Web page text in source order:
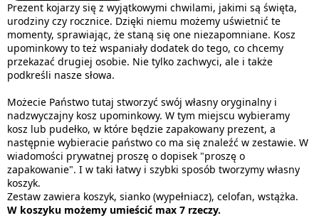
Prezent kojarzy się z wyjątkowymi chwilami, jakimi są święta,
urodziny czy rocznice. Dzięki niemu możemy uświetnić te
momenty, sprawiając, że staną się one niezapomniane. Kosz
upominkowy to też wspaniały dodatek do tego, co chcemy
przekazać drugiej osobie. Nie tylko zachwyci, ale i także
podkreśli nasze słowa.
Możecie Państwo tutaj stworzyć swój własny oryginalny i
nadzwyczajny kosz upominkowy. W tym miejscu wybieramy
kosz lub pudełko, w które będzie zapakowany prezent, a
następnie wybieracie państwo co ma się znaleźć w zestawie. W
wiadomości prywatnej proszę o dopisek "proszę o
zapakowanie". I w taki łatwy i szybki sposób tworzymy własny
koszyk.
Zestaw zawiera koszyk, sianko (wypełniacz), celofan, wstążka.
W koszyku możemy umieścić max 7 rzeczy.